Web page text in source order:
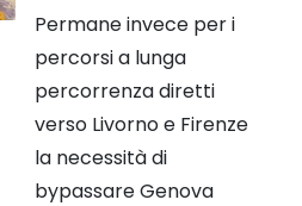
Permane invece per i
percorsi a lunga
percorrenza diretti
verso Livorno e Firenze
la necessità di
bypassare Genova